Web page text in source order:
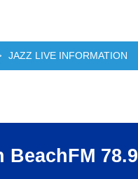
JAZZ LIVE INFORMATION
BeachFM 78.9